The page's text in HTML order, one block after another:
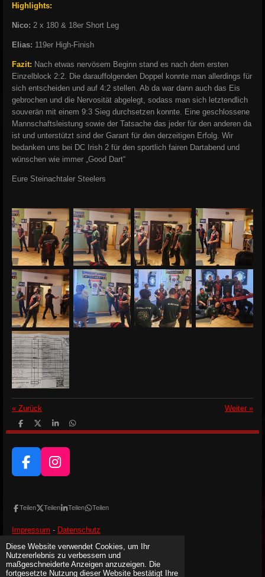
Diese Website verwendet Cookies, um Ihr
Nutzererlebnis zu verbessern und
maßgeschneiderte Anzeigen anzuzeigen. Die
fortgesetzte Nutzung dieser Website bestätigt Ihre
Highlights:
Nico: 2 x 180 & 18er Short Leg
Elias: 119er High-Finish
Fazit: Nach etwas nervösem Beginn stand es nach dem ersten
Einzelblock 2:2. Die darauffolgenden Doppel konnte man allerdings für
sich entscheiden und auf 4:2 stellen. Ab da war dann auch das Eis
gebrochen und die Nervosität abgelegt, sodass man sich letztendlich
souverän mit einem 9:3 Sieg durchsetzen konnte. Eine geschlossene
Mannschaftsleistung sowie der Tatsache das jeder für den anderen da
ist und unterstützt sind der Garant für den derzeitigen Erfolg. Wir
bedanken uns bei DC Irish 2 für den sportlich fairen Dartabend und
wünschen wie immer „Good Dart“
Eure Steinachtaler Steelers
« Zurück Weiter»
T
e
l
n
T
e
l
T
e
l
e
n
T
e
F
e
o
o
k
I
t
g
r
a
Teilen Teilen Teilen Teilen
Impressum - Datenschutz
Besucher:
Heute:
10
Gestern:
9
Gesamt:
14.661